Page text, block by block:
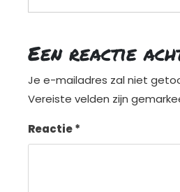
Een reactie
Je e-mailadres zal niet
Vereiste velden zijn
Reactie*